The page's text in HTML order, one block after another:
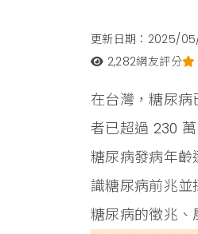
更新日期：2025/
2,282網友評分
在台灣，糖尿
者已超過 230
糖尿病發病年
識糖尿病前兆
糖尿病的徵兆、